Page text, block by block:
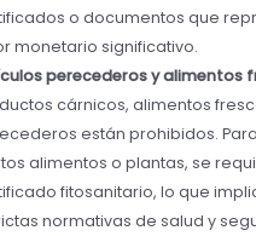
o documentos que
monetario significativo.
perecederos y alimentos
cárnicos, alimentos
están prohibidos.
alimentos o plantas, se
fitosanitario, lo que
normativas de salud y